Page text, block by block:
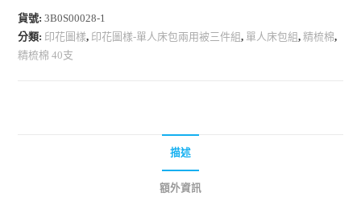
貨號:3B0S00028-1
分類: 印花圖樣, 印花圖樣-單人床包兩用被三件組, 單人床包組,精梳棉,
精梳棉 40支
描述
額外資訊